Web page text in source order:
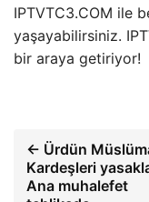
IPTVTC3.COM ile
yaşayabilirsiniz.
bir araya getiriyor!
← Ürdün
Kardeşleri
Ana muhalefet